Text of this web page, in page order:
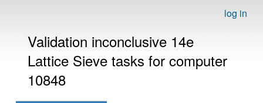
log in
Validation inconclusive 14e
Lattice Sieve tasks for computer
10848